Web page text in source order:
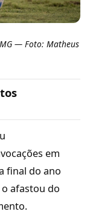
— Foto: Matheus
em
final do ano
afastou do